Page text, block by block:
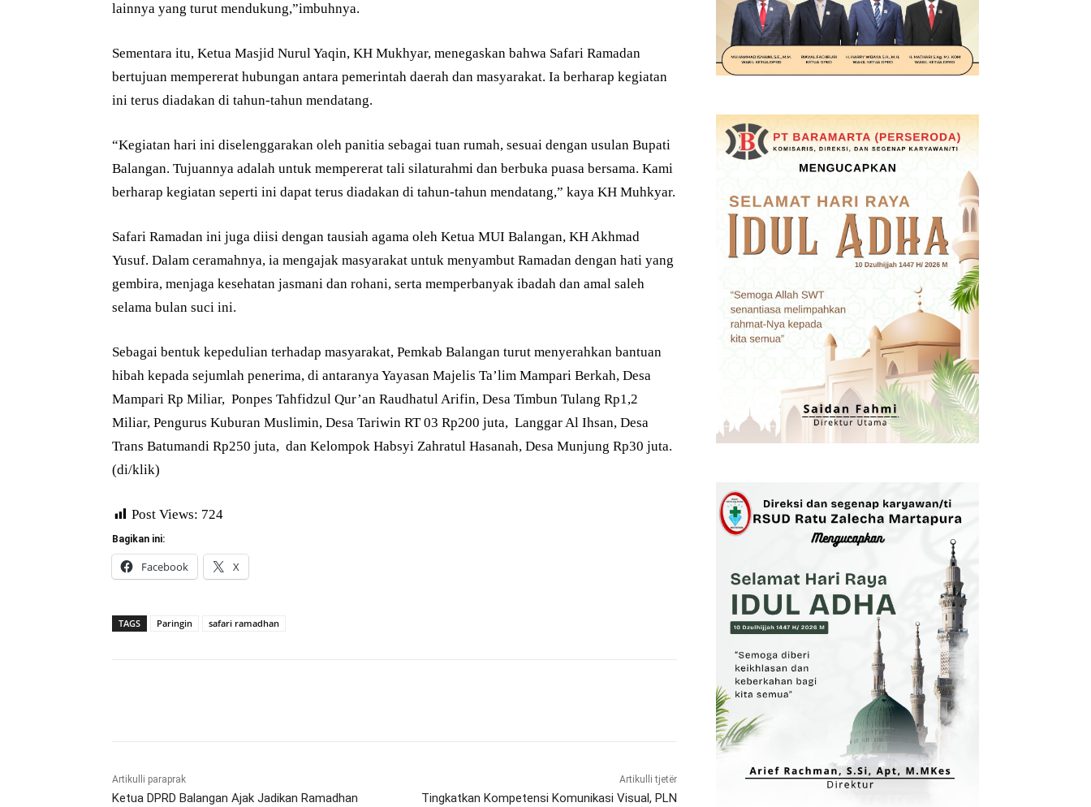
lainnya yang turut mendukung,”imbuhnya.
Sementara itu, Ketua Masjid Nurul Yaqin, KH Mukhyar, menegaskan bahwa Safari Ramadan
bertujuan mempererat hubungan antara pemerintah daerah dan masyarakat. Ia berharap kegiatan
ini terus diadakan di tahun-tahun mendatang.
“Kegiatan hari ini diselenggarakan oleh panitia sebagai tuan rumah, sesuai dengan usulan Bupati
Balangan. Tujuannya adalah untuk mempererat tali silaturahmi dan berbuka puasa bersama. Kami
berharap kegiatan seperti ini dapat terus diadakan di tahun-tahun mendatang,” kaya KH Muhkyar.
Safari Ramadan ini juga diisi dengan tausiah agama oleh Ketua MUI Balangan, KH Akhmad
Yusuf. Dalam ceramahnya, ia mengajak masyarakat untuk menyambut Ramadan dengan hati yang
gembira, menjaga kesehatan jasmani dan rohani, serta memperbanyak ibadah dan amal saleh
selama bulan suci ini.
Sebagai bentuk kepedulian terhadap masyarakat, Pemkab Balangan turut menyerahkan bantuan
hibah kepada sejumlah penerima, di antaranya Yayasan Majelis Ta’lim Mampari Berkah, Desa
Mampari Rp Miliar, Ponpes Tahfidzul Qur’an Raudhatul Arifin, Desa Timbun Tulang Rp1,2
Miliar, Pengurus Kuburan Muslimin, Desa Tariwin RT 03 Rp200 juta, Langgar Al Ihsan, Desa
Trans Batumandi Rp250 juta, dan Kelompok Habsyi Zahratul Hasanah, Desa Munjung Rp30 juta.
(di/klik)
Post Views: 724
Bagikan ini:
Facebook X
TAGS Paringin safari ramadhan
Artikulli paraprak
Ketua DPRD Balangan Ajak Jadikan Ramadhan
Artikulli tjetër
Tingkatkan Kompetensi Komunikasi Visual, PLN